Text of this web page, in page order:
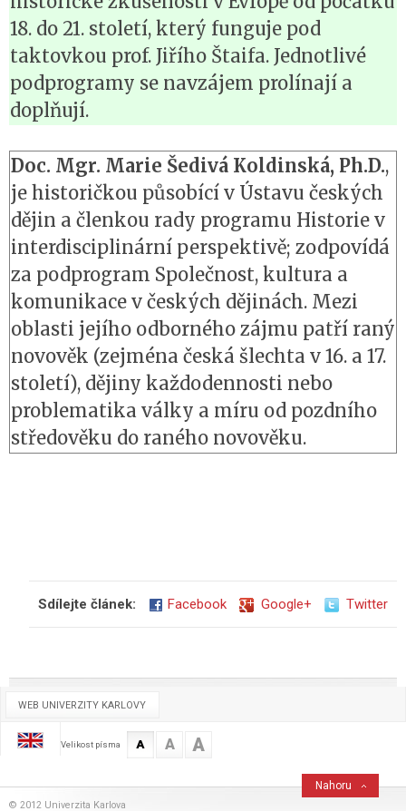
18. do 21. století, který funguje pod
taktovkou prof. Jiřího Štaifa. Jednotlivé
podprogramy se navzájem prolínají a
doplňují.
Doc. Mgr. Marie Šedivá Koldinská, Ph.D.,
je historičkou působící v Ústavu českých
dějin a členkou rady programu Historie v
interdisciplinární perspektivě; zodpovídá
za podprogram Společnost, kultura a
komunikace v českých dějinách. Mezi
oblasti jejího odborného zájmu patří raný
novověk (zejména česká šlechta v 16. a 17.
století), dějiny každodennosti nebo
problematika války a míru od pozdního
středověku do raného novověku.
Sdílejte článek: Facebook Google+ Twitter
WEB UNIVERZITY KARLOVY
Velikost písma A A A
Nahoru
© 2012 Univerzita Karlova